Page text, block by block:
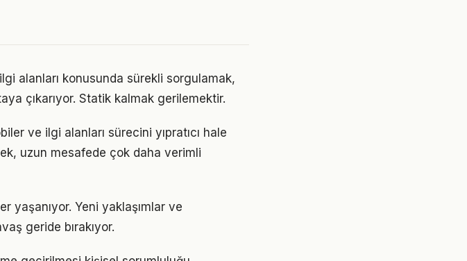
alanları konusunda sürekli sorgulamak,
çıkarıyor. Statik kalmak gerilemektir.
ve ilgi alanları sürecini yıpratıcı hale
uzun mesafede çok daha verimli
yaşanıyor. Yeni yaklaşımlar ve
geride bırakıyor.